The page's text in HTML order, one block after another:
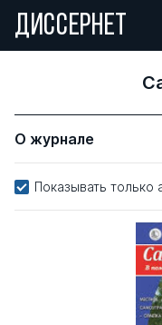
ДИССЕРНЕТ
О журнале
Показывать